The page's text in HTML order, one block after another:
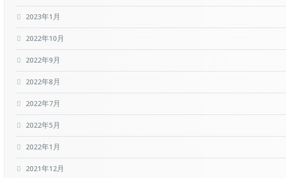
2023年1月
2022年10月
2022年9月
2022年8月
2022年7月
2022年5月
2022年1月
2021年12月